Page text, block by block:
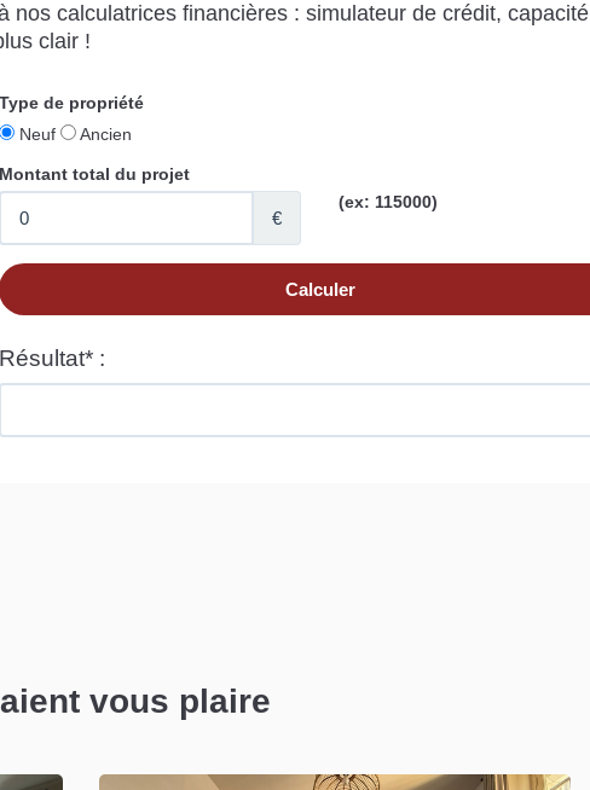
nos calculatrices financières : simulateur de crédit, capacité
clair !
vous plaire